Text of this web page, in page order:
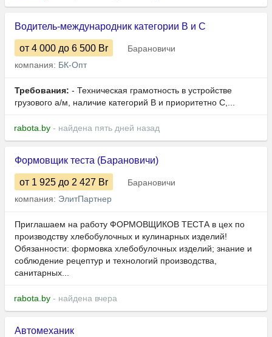
Водитель-международник категории B и C
от 4 000 до 6 500 Br
Барановичи
компания: БК-Опт
Требования: - Техническая грамотность в устройстве
грузового а/м, наличие категорий B и приоритетно C,...
rabota.by - найдена пять дней назад
Формовщик теста (Барановичи)
от 1 925 до 2 427 Br
Барановичи
компания: ЭлитПартнер
Приглашаем на работу ФОРМОВЩИКОВ ТЕСТА в цех по
производству хлебобулочных и кулинарных изделий!
Обязанности: формовка хлебобулочных изделий; знание и
соблюдение рецептур и технологий производства,
санитарных...
rabota.by - найдена вчера
Автомеханик